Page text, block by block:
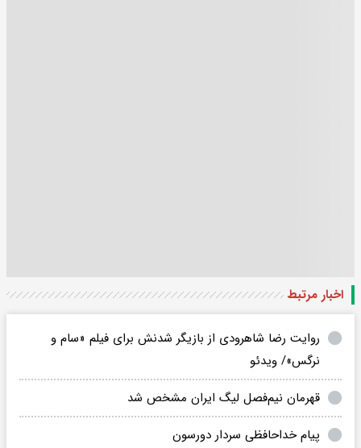
اخبار مرتبط
روایت رضا شاهرودی از بازیگر شدنش برای فیلم «سام و
نرگس»/ ویدئو
قهرمان نیم‌فصل لیگ ایران مشخص شد
پیام خداحافظی سردار دورسون